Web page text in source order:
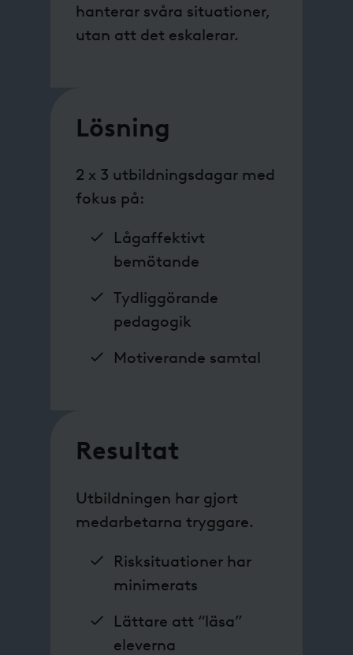
hanterar svåra situationer,
utan att det eskalerar.
Lösning
2 x 3 utbildningsdagar med
fokus på:
Lågaffektivt
bemötande
Tydliggörande
pedagogik
Motiverande samtal
Resultat
Utbildningen har gjort
medarbetarna tryggare.
Risksituationer har
minimerats
Lättare att “läsa”
eleverna